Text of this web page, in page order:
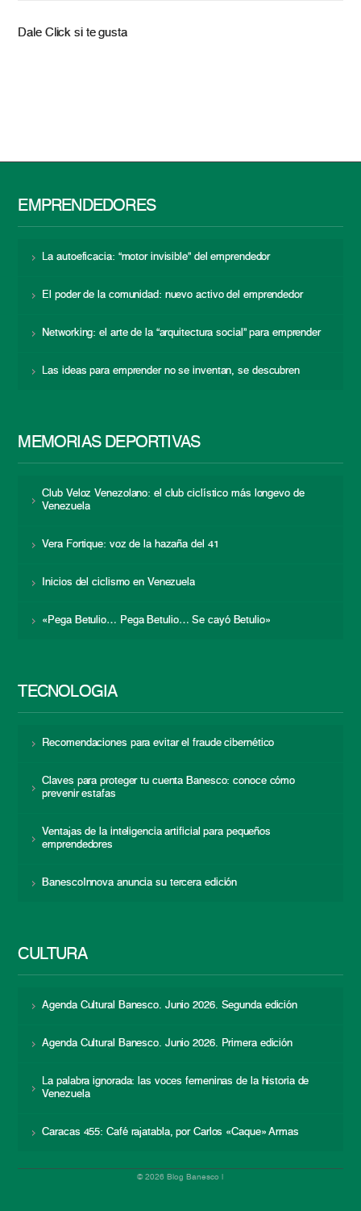
Dale Click si te gusta
EMPRENDEDORES
La autoeficacia: “motor invisible” del emprendedor
El poder de la comunidad: nuevo activo del emprendedor
Networking: el arte de la “arquitectura social” para emprender
Las ideas para emprender no se inventan, se descubren
MEMORIAS DEPORTIVAS
Club Veloz Venezolano: el club ciclístico más longevo de
Venezuela
Vera Fortique: voz de la hazaña del 41
Inicios del ciclismo en Venezuela
«Pega Betulio… Pega Betulio… Se cayó Betulio»
TECNOLOGÍA
Recomendaciones para evitar el fraude cibernético
Claves para proteger tu cuenta Banesco: conoce cómo
prevenir estafas
Ventajas de la inteligencia artificial para pequeños
emprendedores
BanescoInnova anuncia su tercera edición
CULTURA
Agenda Cultural Banesco. Junio 2026. Segunda edición
Agenda Cultural Banesco. Junio 2026. Primera edición
La palabra ignorada: las voces femeninas de la historia de
Venezuela
Caracas 455: Café rajatabla, por Carlos «Caque» Armas
© 2026 Blog Banesco |